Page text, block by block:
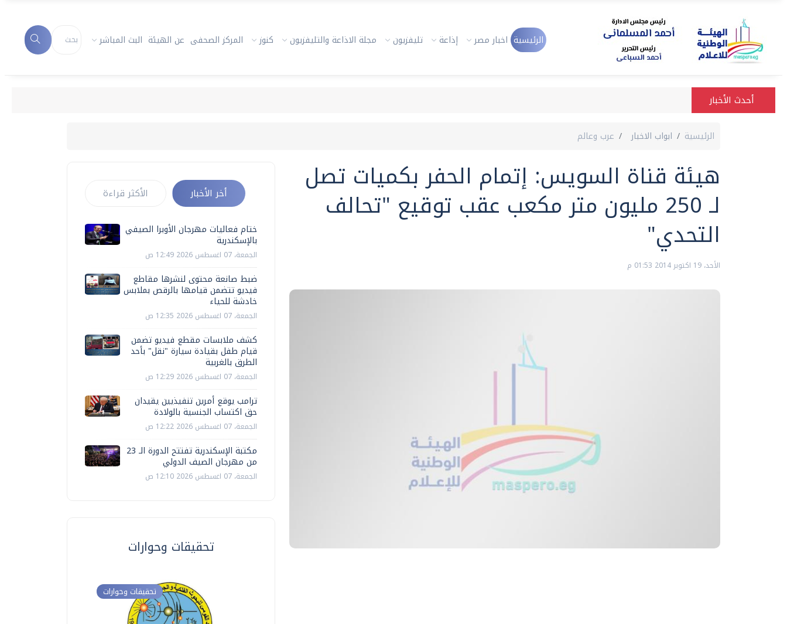
الرئيسية اخبار مصر إذاعة تليفزيون مجلة الاذاعة والتليفزيون كنوز المركز الصحفى عن الهيئة البث المباشر
أحدث الأخبار
الرئيسية ابواب الاخبار عرب وعالم
هيئة قناة السويس: إتمام الحفر بكميات تصل
لـ 250 مليون متر مكعب عقب توقيع "تحالف
التحدي"
الأحد، 19 اكتوبر 2014 01:53 م
أخر الأخبار الأكثر قراءة
ختام فعاليات مهرجان الأوبرا الصيفي
بالإسكندرية
الجمعة، 07 اغسطس 2026 12:49 ص
ضبط صانعة محتوى لنشرها مقاطع
فيديو تتضمن قيامها بالرقص بملابس
خادشة للحياء
الجمعة، 07 اغسطس 2026 12:35 ص
كشف ملابسات مقطع فيديو تضمن
قيام طفل بقيادة سيارة "نقل" بأحد
الطرق بالغربية
الجمعة، 07 اغسطس 2026 12:29 ص
ترامب يوقع أمرين تنفيذيين يقيدان
حق اكتساب الجنسية بالولادة
الجمعة، 07 اغسطس 2026 12:22 ص
مكتبة الإسكندرية تفتتح الدورة الـ 23
من مهرجان الصيف الدولي
الجمعة، 07 اغسطس 2026 12:10 ص
تحقيقات وحوارات
تحقيقات وحوارات